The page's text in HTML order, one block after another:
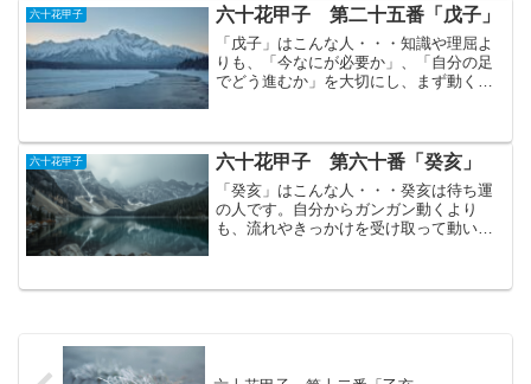
あくまで穏やかに、静かに燃え...
六十花甲子 六十花甲子 第二十五番「戊子」
「戊子」はこんな人・・・知識や理屈よ
りも、「今なにが必要か」、「自分の足
でどう進むか」を大切にし、まず動くの
て、ここぞという場面では大胆に一歩踏
み出します。戊子が特に力が...
六十花甲子 六十花甲子 第六十番「癸亥」
「癸亥」はこんな人・・・癸亥は待ち運
の人です。自分からガンガン動くより
も、流れやきっかけを受け取って動いた
る」を大事にする感情寄り型です。その